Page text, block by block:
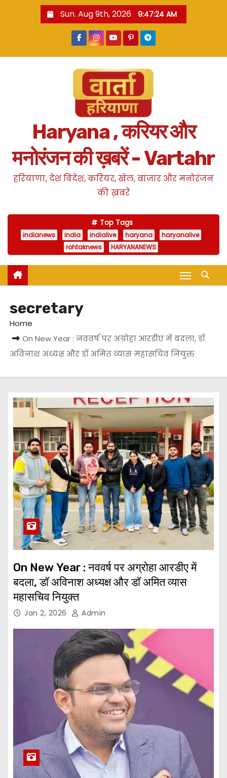
Sun. Aug 9th, 2026 9:47:25 AM
Haryana , करियर और
मनोरंजन की ख़बरें - Vartahr
हरियाणा, देश विदेश, करियर, खेल, बाजार और मनोरंजन
की ख़बरें
Top Tags
indianews india indialive haryana
haryanalive
rohtaknews
HARYANANEWS
secretary
Home
On New Year : नववर्ष पर अग्रोहा आरडीए में बदला, डॉ
अविनाश अध्यक्ष और डॉ अमित व्यास महासचिव नियुक्त
On New Year : नववर्ष पर अग्रोहा आरडीए में
बदला, डॉ अविनाश अध्यक्ष और डॉ अमित व्यास
महासचिव नियुक्त
Jan 2, 2026 Admin